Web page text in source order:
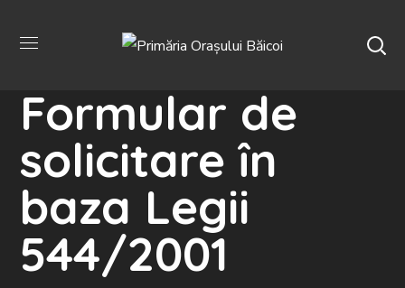
Formular de
solicitare în
baza Legii
544/2001